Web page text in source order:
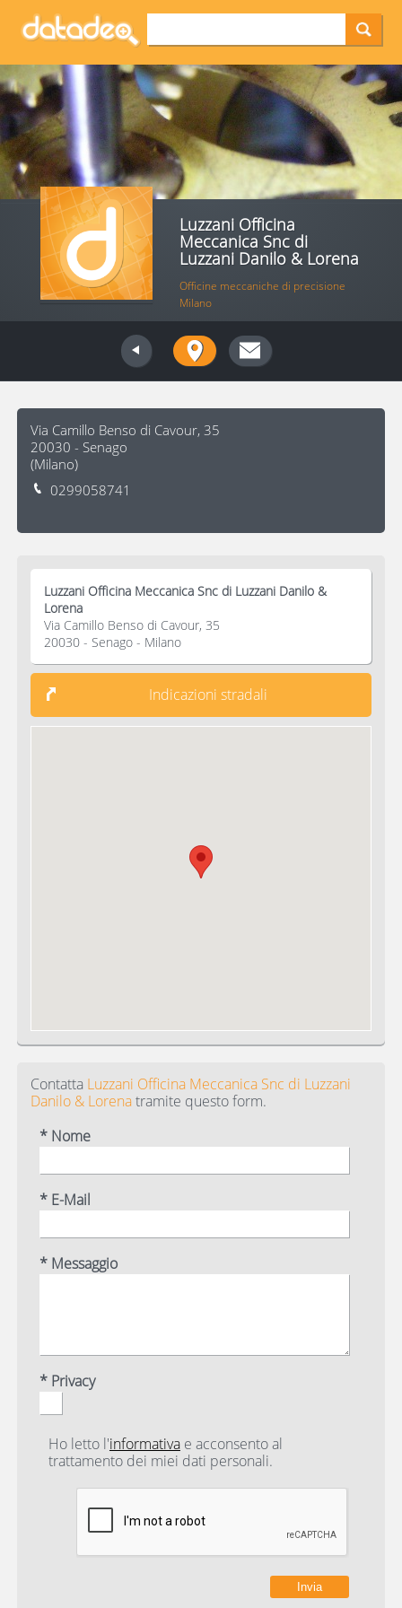
Luzzani Officina
Meccanica Snc di
Luzzani Danilo & Lorena
Officine meccaniche di precisione
Milano
Via Camillo Benso di Cavour, 35
20030 - Senago
(Milano)
0299058741
Luzzani Officina Meccanica Snc di Luzzani Danilo &
Lorena
Via Camillo Benso di Cavour, 35
20030 - Senago - Milano
Indicazioni stradali
Contatta Luzzani Officina Meccanica Snc di Luzzani
Danilo & Lorenatramite questo form.
* Nome
* E-Mail
* Messaggio
* Privacy
Ho letto l'informativae acconsento al
trattamento dei miei dati personali.